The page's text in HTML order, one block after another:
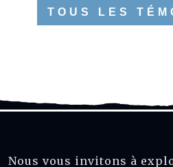
TOUS LES
Nous vous invitons à